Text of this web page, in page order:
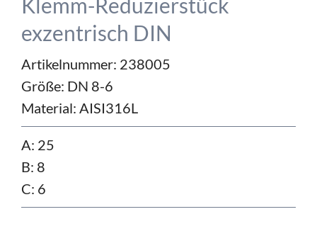
exzentrisch DIN
Artikelnummer: 238005
Größe: DN 8-6
Material: AISI316L
A: 25
B: 8
C: 6